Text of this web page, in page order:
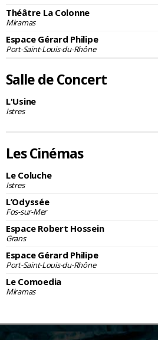
Théâtre La Colonne
Miramas
Espace Gérard Philipe
Port-Saint-Louis-du-Rhône
Salle de Concert
L'Usine
Istres
Les Cinémas
Le Coluche
Istres
L’Odyssée
Fos-sur-Mer
Espace Robert Hossein
Grans
Espace Gérard Philipe
Port-Saint-Louis-du-Rhône
Le Comoedia
Miramas